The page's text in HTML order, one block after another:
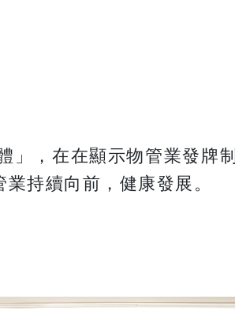
，在在顯示物管業發牌
持續向前，健康發展。